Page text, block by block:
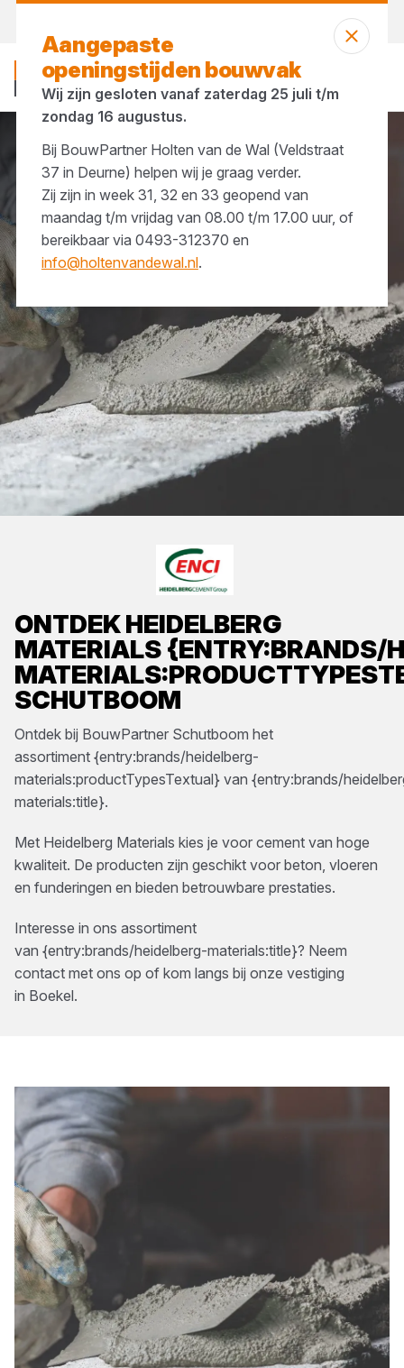
ONTDEKHEIDELBERG
MATERIALS {ENTRY:BRANDS/
SCHUTBOOM
Ontdek bij BouwPartner Schutboom het
assortiment {entry:brands/heidelberg-
materials:productTypesTextual} van {entry:brands/
materials:title}.
Met Heidelberg Materials kies je voor cement van hoge
kwaliteit. De producten zijn geschikt voor beton, vloeren
en funderingen en bieden betrouwbare prestaties.
Interesse in ons assortiment
van {entry:brands/heidelberg-materials:title}? Neem
contact met ons op of kom langs bij onze vestiging
in Boekel.
Merken Heidelberg Materials
Aangepaste
openingstijden bouwvak
Wij zijn gesloten vanaf zaterdag 25 juli t/m
zondag 16 augustus.
Bij BouwPartner Holten van de Wal (Veldstraat
37 in Deurne) helpen wij je graag verder.
Zij zijn in week 31, 32 en 33 geopend van
maandag t/m vrijdag van 08.00 t/m 17.00 uur, of
bereikbaar via 0493-312370 en
info@holtenvandewal.nl.